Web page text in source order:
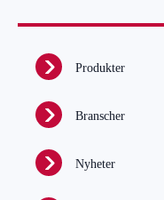
Produkter
Branscher
Nyheter